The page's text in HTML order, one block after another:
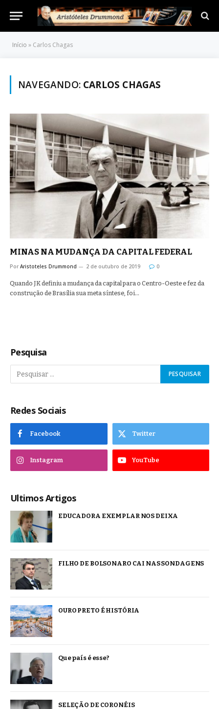
Início » Carlos Chagas
NAVEGANDO: CARLOS CHAGAS
MINAS NA MUDANÇA DA CAPITAL FEDERAL
Por Aristoteles Drummond 2 de outubro de 2019 0
Quando JK definiu a mudança da capital para o Centro-Oeste e fez da
construção de Brasília sua meta síntese, foi…
Pesquisa
Redes Sociais
Facebook Twitter
Instagram YouTube
Ultimos Artigos
EDUCADORA EXEMPLAR NOS DEIXA
FILHO DE BOLSONARO CAI NAS SONDAGENS
OURO PRETO É HISTÓRIA
Que país é esse?
SELEÇÃO DE CORONÉIS